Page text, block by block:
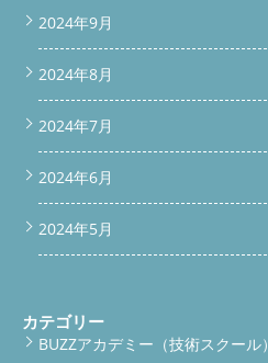
2024年9月
2024年8月
2024年7月
2024年6月
2024年5月
カテゴリー
BUZZアカデミー（技術スクール）